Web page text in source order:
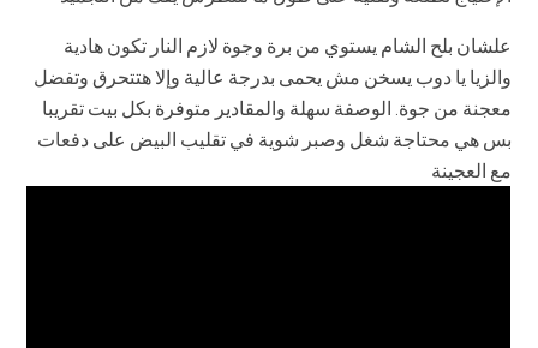
علشان بلح الشام يستوي من برة وجوة لازم النار تكون هادية
والزيا يا دوب يسخن مش يحمى بدرجة عالية وإلا هتتحرق وتفضل
معجنة من جوة. الوصفة سهلة والمقادير متوفرة بكل بيت تقريبا
بس هي محتاجة شغل وصبر شوية في تقليب البيض على دفعات
مع العجينة